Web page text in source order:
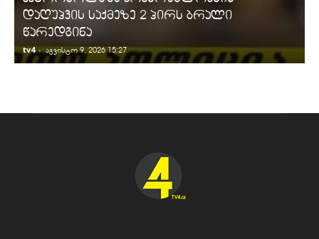
დაღუპვის საქმეზე 2 პირს ბრალი
წარედგინა
tv4 - აგვისტო 9, 2026 15:27